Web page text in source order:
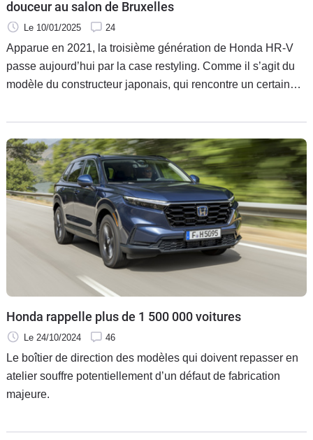
douceur au salon de Bruxelles
Le 10/01/2025 24
Apparue en 2021, la troisième génération de Honda HR-V
passe aujourd’hui par la case restyling. Comme il s’agit du
modèle du constructeur japonais, qui rencontre un certain
relativement légères. Découverte à l'heure où il fait sa
première sortie officielle au salon de Bruxelles qui ouvre
aujourd'hui ses portes.
Honda rappelle plus de 1 500 000 voitures
Le 24/10/2024 46
Le boîtier de direction des modèles qui doivent repasser en
atelier souffre potentiellement d’un défaut de fabrication
majeure.